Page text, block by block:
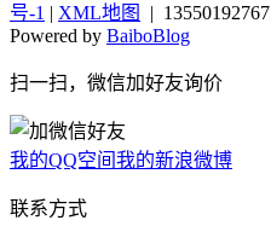
号-1 | XML地图 | 13550192767
Powered by BaiboBlog
扫一扫，微信加好友询价
我的QQ空间我的新浪微博
联系方式